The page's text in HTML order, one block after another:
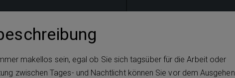
makellos sein, egal ob Sie sich tagsüber für die Arbeit oder
zwischen Tages- und Nachtlicht können Sie vor dem Ausgehen